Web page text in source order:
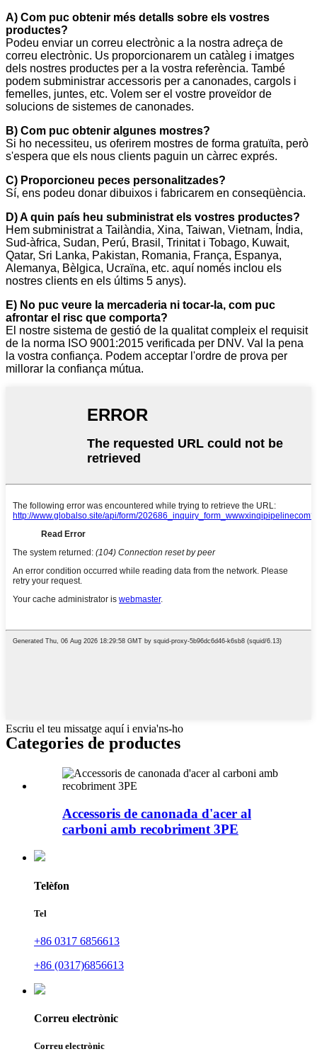
A) Com puc obtenir més detalls sobre els vostres
productes?
Podeu enviar un correu electrònic a la nostra adreça de
correu electrònic. Us proporcionarem un catàleg i imatges
dels nostres productes per a la vostra referència. També
podem subministrar accessoris per a canonades, cargols i
femelles, juntes, etc. Volem ser el vostre proveïdor de
solucions de sistemes de canonades.
B) Com puc obtenir algunes mostres?
Si ho necessiteu, us oferirem mostres de forma gratuïta, però
s'espera que els nous clients paguin un càrrec exprés.
C) Proporcioneu peces personalitzades?
Sí, ens podeu donar dibuixos i fabricarem en conseqüència.
D) A quin país heu subministrat els vostres productes?
Hem subministrat a Tailàndia, Xina, Taiwan, Vietnam, Índia,
Sud-àfrica, Sudan, Perú, Brasil, Trinitat i Tobago, Kuwait,
Qatar, Sri Lanka, Pakistan, Romania, França, Espanya,
Alemanya, Bèlgica, Ucraïna, etc. aquí només inclou els
nostres clients en els últims 5 anys).
E) No puc veure la mercaderia ni tocar-la, com puc
afrontar el risc que comporta?
El nostre sistema de gestió de la qualitat compleix el requisit
de la norma ISO 9001:2015 verificada per DNV. Val la pena
la vostra confiança. Podem acceptar l'ordre de prova per
millorar la confiança mútua.
Escriu el teu missatge aquí i envia'ns-ho
Categories de productes
Accessoris de canonada d'acer al
carboni amb recobriment 3PE
Telèfon
Tel
+86 0317 6856613
+86 (0317)6856613
Correu electrònic
Correu electrònic